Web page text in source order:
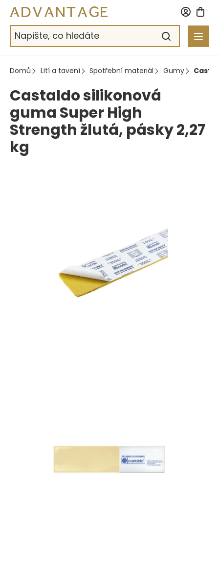
Přejít
obsah
Domů Lití a tavení Spotřební materiál Gumy
Castaldo silikonová
guma Super High
Strength žlutá, pásky 2,27
kg